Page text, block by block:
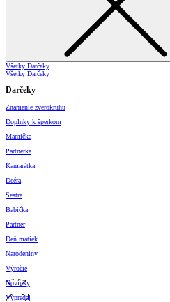
Všetky Darčeky
Všetky Darčeky
Darčeky
Znamenie zverokruhu
Doplnky k šperkom
Mamička
Partnerka
Kamarátka
Dcéra
Sestra
Babička
Partner
Deň matiek
Narodeniny
Výročie
Novinky
Výpredaj